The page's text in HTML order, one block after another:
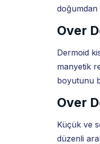
Over
Dermoid
manyetik
boyutunu
Over
Küçük ve
düzenli